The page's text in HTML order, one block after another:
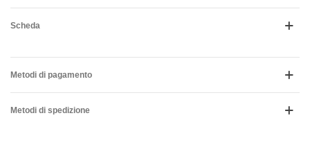
Scheda
Metodi di pagamento
Metodi di spedizione